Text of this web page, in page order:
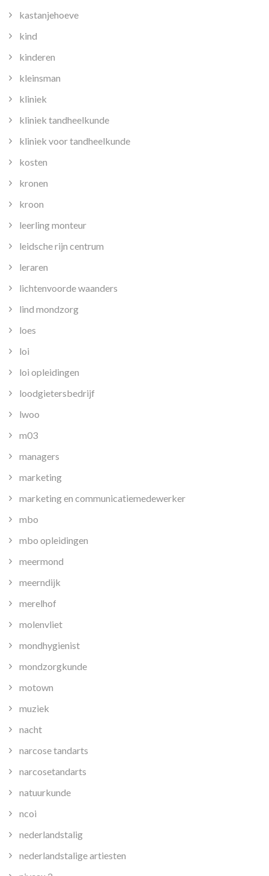
kastanjehoeve
kind
kinderen
kleinsman
kliniek
kliniek tandheelkunde
kliniek voor tandheelkunde
kosten
kronen
kroon
leerling monteur
leidsche rijn centrum
leraren
lichtenvoorde waanders
lind mondzorg
loes
loi
loi opleidingen
loodgietersbedrijf
lwoo
m03
managers
marketing
marketing en communicatiemedewerker
mbo
mbo opleidingen
meermond
meerndijk
merelhof
molenvliet
mondhygienist
mondzorgkunde
motown
muziek
nacht
narcose tandarts
narcosetandarts
natuurkunde
ncoi
nederlandstalig
nederlandstalige artiesten